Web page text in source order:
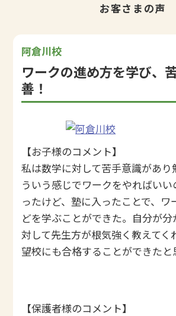
お客さまの声
阿倉川校
ワークの進め方を学び、
善！
【お子様のコメント】
私は数学に対して苦手意識があ
ういう感じでワークをやればい
ったけど、塾に入ったことで、ワ
どを学ぶことができた。自分が
対して先生方が根気強く教えてく
望校にも合格することができたと
【保護者様のコメント】